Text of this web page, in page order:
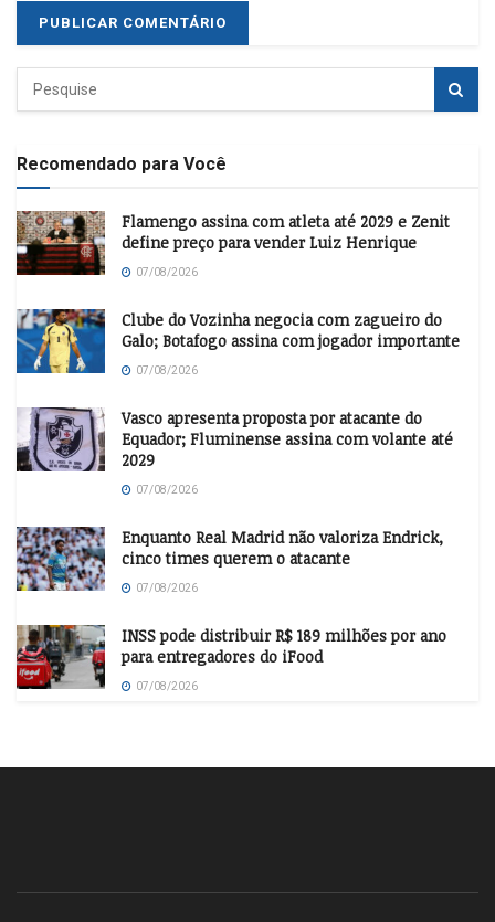
Recomendado para Você
Flamengo assina com atleta até 2029 e Zenit
define preço para vender Luiz Henrique
07/08/2026
Clube do Vozinha negocia com zagueiro do
Galo; Botafogo assina com jogador importante
07/08/2026
Vasco apresenta proposta por atacante do
Equador; Fluminense assina com volante até
2029
07/08/2026
Enquanto Real Madrid não valoriza Endrick,
cinco times querem o atacante
07/08/2026
INSS pode distribuir R$ 189 milhões por ano
para entregadores do iFood
07/08/2026